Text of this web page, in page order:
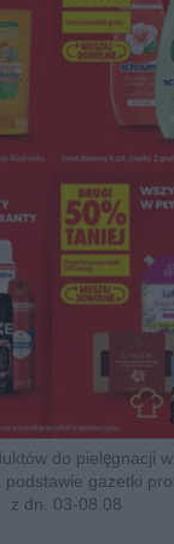
do pielęgnacji
podstawie gazetki
z dn. 03-08.08